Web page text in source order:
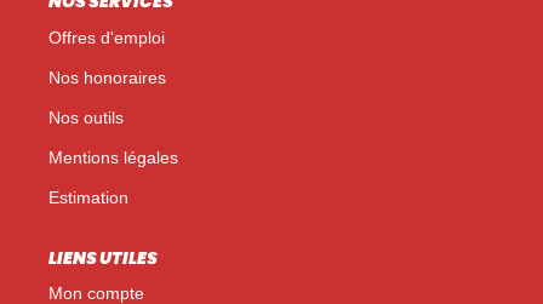
Offres d'emploi
Nos honoraires
Nos outils
Mentions légales
Estimation
LIENS UTILES
Mon compte